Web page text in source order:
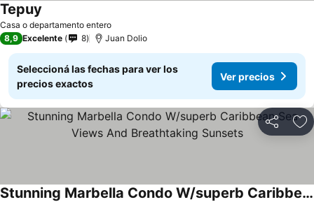
Casa o departamento entero
Tepuy
8,9 Excelente 8 Juan Dolio
Seleccioná las fechas para ver los
precios exactos
Ver precios
Compartir
Stunning Marbella Condo W/superb Caribbean Sea Views And Breathtaking Sunsets